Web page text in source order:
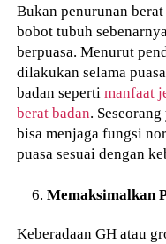
Bukan penurunan
bobot tubuh
berpuasa. Menurut
dilakukan selama
badan sepertimanfaat
berat badan.
bisa menjaga fungsi
puasa sesuai dengan
Memaksimalkan
Keberadaan GH atau